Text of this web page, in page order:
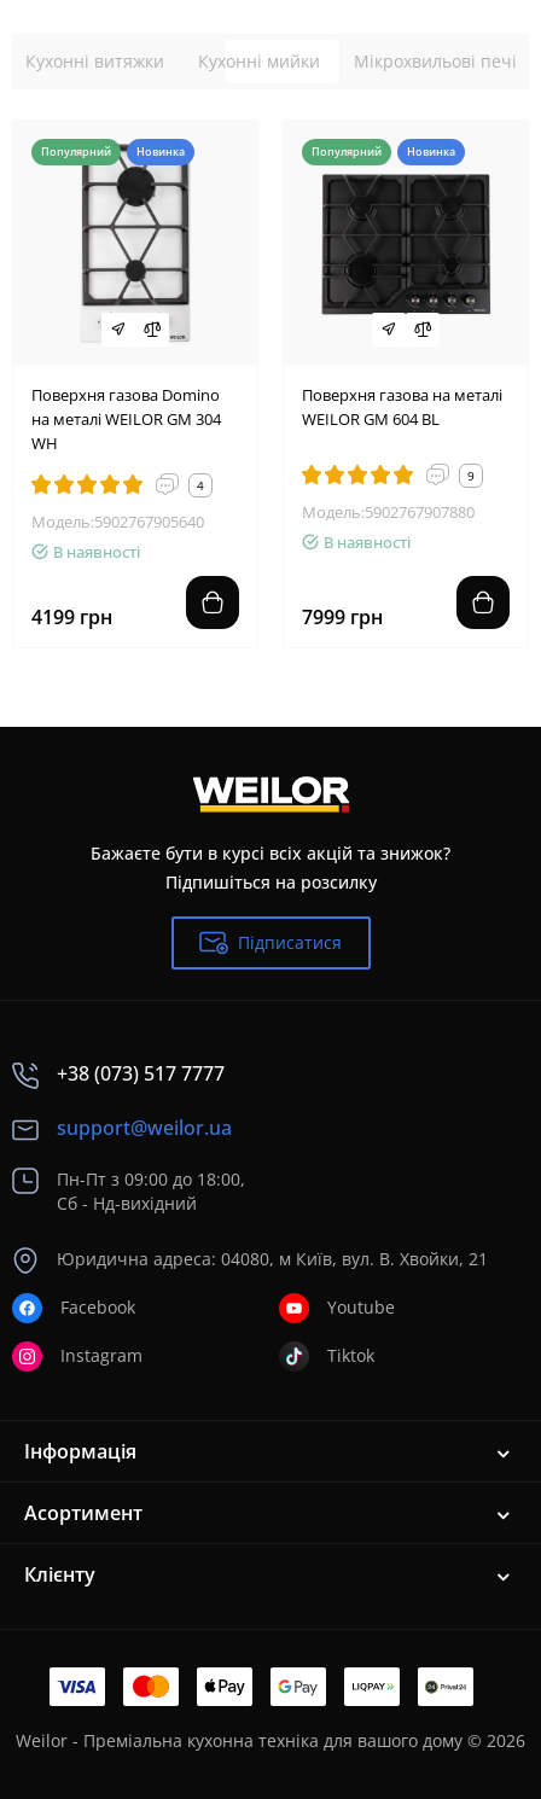
Кухонні витяжки Кухонні мийки Мікрохвильові печі
Популярний Новинка
Поверхня газова Domino
на металі WEILOR GM 304
WH
4
Модель:5902767905640
В наявності
4199 грн
Популярний Новинка
Поверхня газова на металі
WEILOR GM 604 BL
9
Модель:5902767907880
В наявності
7999 грн
Бажаєте бути в курсі всіх акцій та знижок?
Підпишіться на розсилку
Підписатися
+38 (073) 517 7777
support@weilor.ua
Пн-Пт з 09:00 до 18:00,
Сб - Нд-вихідний
Юридична адреса: 04080, м Київ, вул. В. Хвойки, 21
Facebook
Instagram
Youtube
Tiktok
Інформація
Асортимент
Клієнту
Weilor - Преміальна кухонна техніка для вашого дому © 2026